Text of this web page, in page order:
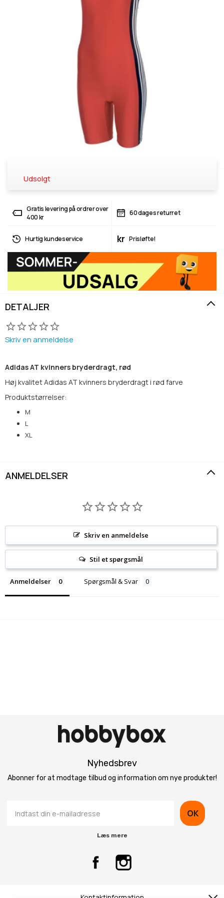
Udsolgt
Gratis levering på ordrer over
400 kr
60 dages returret
Hurtig kundeservice kr Prisløfte!
DETALJER
Skriv en anmeldelse
Adidas AT kvinners bryderdragt, rød
Høj kvalitet Adidas AT kvinners bryderdragt i rød farve
Produktstørrelser:
M
L
XL
ANMELDELSER
Skriv en anmeldelse
Stil et spørgsmål
Anmeldelser Spørgsmål & Svar
Nyhedsbrev
Abonner for at modtage tilbud og information om nye produkter!
OK
Læs mere